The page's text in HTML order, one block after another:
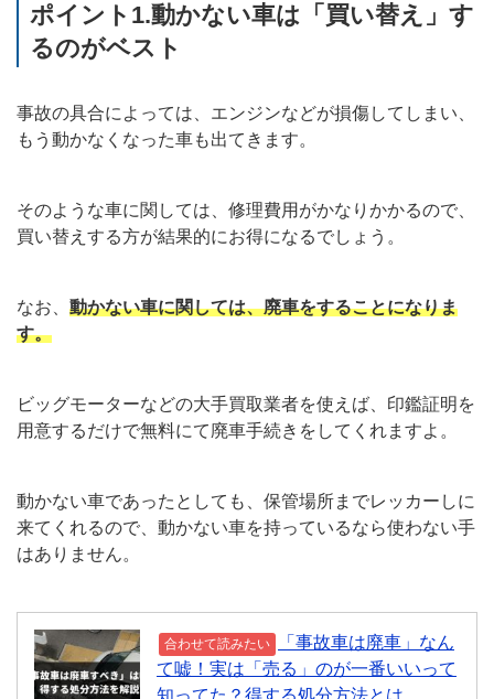
ポイント1.動かない車は「買い替え」す
るのがベスト
事故の具合によっては、エンジンなどが損傷してしまい、
もう動かなくなった車も出てきます。
そのような車に関しては、修理費用がかなりかかるので、
買い替えする方が結果的にお得になるでしょう。
なお、 動かない車に関しては、廃車をすることになりま
す。
ビッグモーターなどの大手買取業者を使えば、印鑑証明を
用意するだけで無料にて廃車手続きをしてくれますよ。
動かない車であったとしても、保管場所までレッカーしに
来てくれるので、動かない車を持っているなら使わない手
はありません。
合わせて読みたい
「事故車は廃車」なん
て嘘！実は「売る」のが一番いいって
知ってた？得する処分方法とは